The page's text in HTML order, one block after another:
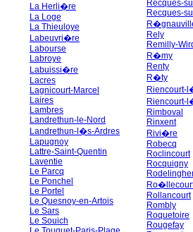
La Herli�re
La Loge
La Thieuloye
Labeuvri�re
Labourse
Labroye
Labuissi�re
Lacres
Lagnicourt-Marcel
Laires
Lambres
Landrethun-le-Nord
Landrethun-l�s-Ardres
Lapugnoy
Lattre-Saint-Quentin
Laventie
Le Parcq
Le Ponchel
Le Portel
Le Quesnoy-en-Artois
Le Sars
Le Souich
Recques-
Recques-
Rely
Remilly-
R�my
Renty
R�ty
Riencourt-
Riencourt-
Rimboval
Rinxent
Rivi�re
Robecq
Roclincourt
Rocquigny
Rollancourt
Rombly
Roquetoire
Rougefay